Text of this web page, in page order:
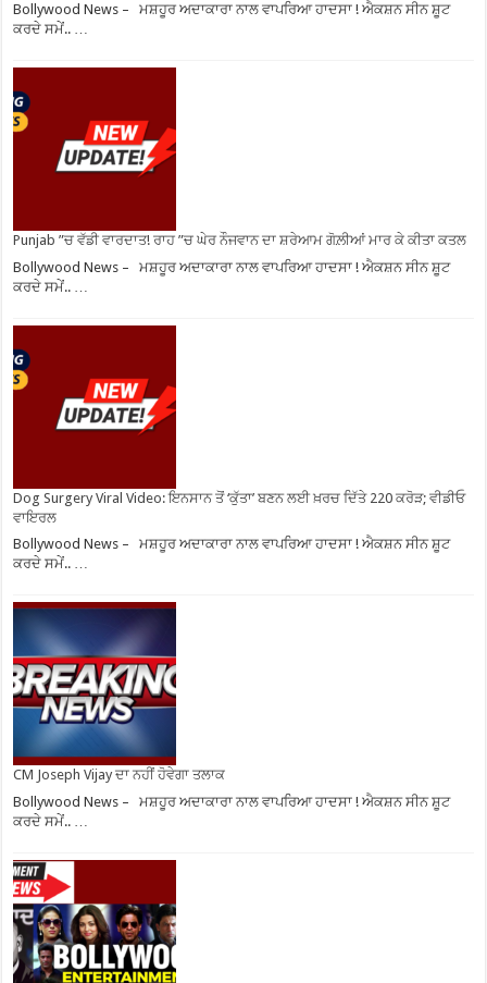
Bollywood News – ਮਸ਼ਹੂਰ ਅਦਾਕਾਰਾ ਨਾਲ ਵਾਪਰਿਆ ਹਾਦਸਾ ! ਐਕਸ਼ਨ ਸੀਨ ਸ਼ੂਟ
ਕਰਦੇ ਸਮੇਂ.. …
Punjab ”ਚ ਵੱਡੀ ਵਾਰਦਾਤ! ਰਾਹ ”ਚ ਘੇਰ ਨੌਜਵਾਨ ਦਾ ਸ਼ਰੇਆਮ ਗੋਲ਼ੀਆਂ ਮਾਰ ਕੇ ਕੀਤਾ ਕਤਲ
Bollywood News – ਮਸ਼ਹੂਰ ਅਦਾਕਾਰਾ ਨਾਲ ਵਾਪਰਿਆ ਹਾਦਸਾ ! ਐਕਸ਼ਨ ਸੀਨ ਸ਼ੂਟ
ਕਰਦੇ ਸਮੇਂ.. …
Dog Surgery Viral Video: ਇਨਸਾਨ ਤੋਂ ‘ਕੁੱਤਾ’ ਬਣਨ ਲਈ ਖ਼ਰਚ ਦਿੱਤੇ 220 ਕਰੋੜ; ਵੀਡੀਓ
ਵਾਇਰਲ
Bollywood News – ਮਸ਼ਹੂਰ ਅਦਾਕਾਰਾ ਨਾਲ ਵਾਪਰਿਆ ਹਾਦਸਾ ! ਐਕਸ਼ਨ ਸੀਨ ਸ਼ੂਟ
ਕਰਦੇ ਸਮੇਂ.. …
CM Joseph Vijay ਦਾ ਨਹੀਂ ਹੋਵੇਗਾ ਤਲਾਕ
Bollywood News – ਮਸ਼ਹੂਰ ਅਦਾਕਾਰਾ ਨਾਲ ਵਾਪਰਿਆ ਹਾਦਸਾ ! ਐਕਸ਼ਨ ਸੀਨ ਸ਼ੂਟ
ਕਰਦੇ ਸਮੇਂ.. …